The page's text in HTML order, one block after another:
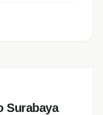
Surabaya